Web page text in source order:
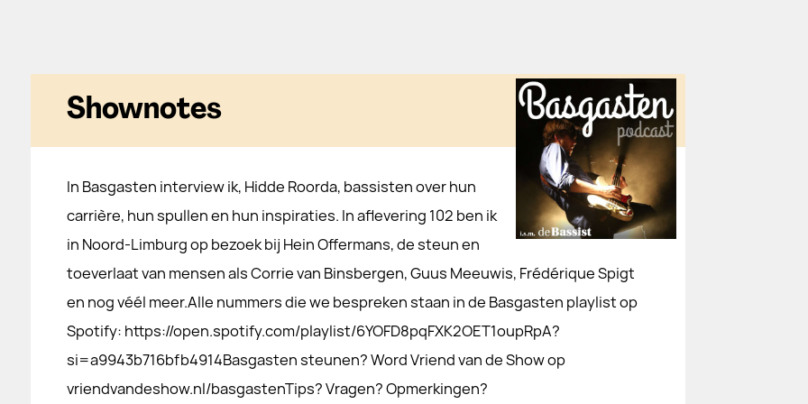
Shownotes
In Basgasten interview ik, Hidde Roorda, bassisten over hun
carrière, hun spullen en hun inspiraties. In aflevering 102 ben ik
in Noord-Limburg op bezoek bij Hein Offermans, de steun en
toeverlaat van mensen als Corrie van Binsbergen, Guus Meeuwis, Frédérique Spigt
en nog véél meer.Alle nummers die we bespreken staan in de Basgasten playlist op
Spotify: https://open.spotify.com/playlist/6YOFD8pqFXK2OET1oupRpA?
si=a9943b716bfb4914Basgasten steunen? Word Vriend van de Show op
vriendvandeshow.nl/basgastenTips? Vragen? Opmerkingen?